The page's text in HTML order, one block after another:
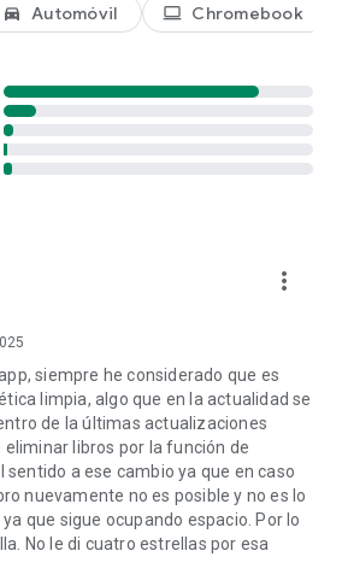
directions_car_filled Automóvil laptop Chromebook
more_vert
siempre he considerado que es
limpia, algo que en la actualidad se
de la últimas actualizaciones
libros por la función de
sentido a ese cambio ya que en caso
nuevamente no es posible y no es lo
que sigue ocupando espacio. Por lo
No le di cuatro estrellas por esa